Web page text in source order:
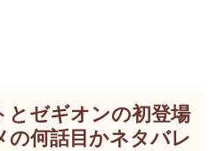
とゼギオンの初登場
の何話目かネタバレ